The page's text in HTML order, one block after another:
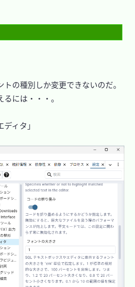
の種別しか変更できないのだ。
には・・・。
ィタ」